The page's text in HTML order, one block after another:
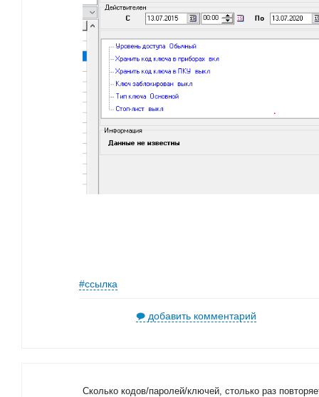
#ссылка
добавить комментарий
Сколько кодов/паролей/ключей, столько раз